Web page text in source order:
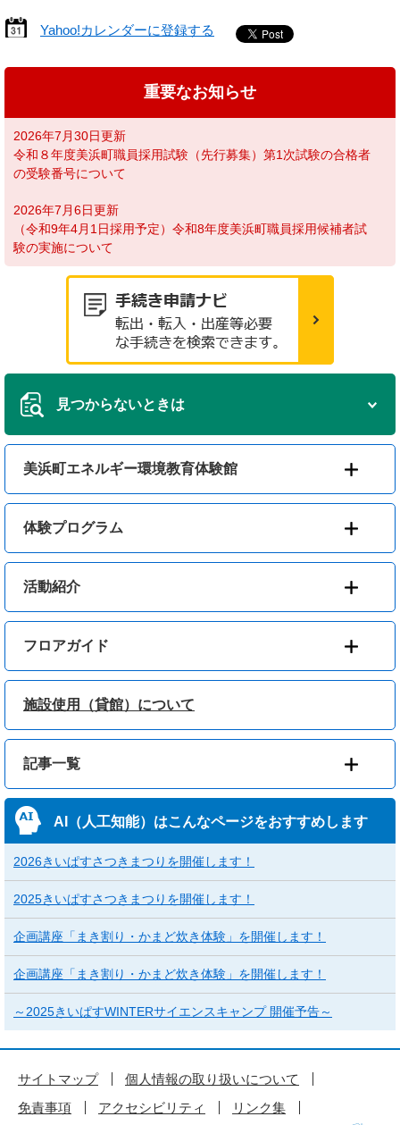
Yahoo!カレンダーに登録する
重要なお知らせ
2026年7月30日更新
令和８年度美浜町職員採用試験（先行募集）第1次試験の合格者
の受験番号について
2026年7月6日更新
（令和9年4月1日採用予定）令和8年度美浜町職員採用候補者試
験の実施について
見つからないときは
美浜町エネルギー環境教育体験館
体験プログラム
活動紹介
フロアガイド
施設使用（貸館）について
記事一覧
AI（人工知能）はこんなページをおすすめします
2026きいぱすさつきまつりを開催します！
2025きいぱすさつきまつりを開催します！
企画講座「まき割り・かまど炊き体験」を開催します！
企画講座「まき割り・かまど炊き体験」を開催します！
～2025きいぱすWINTERサイエンスキャンプ 開催予告～
サイトマップ
個人情報の取り扱いについて
免責事項
アクセシビリティ
リンク集